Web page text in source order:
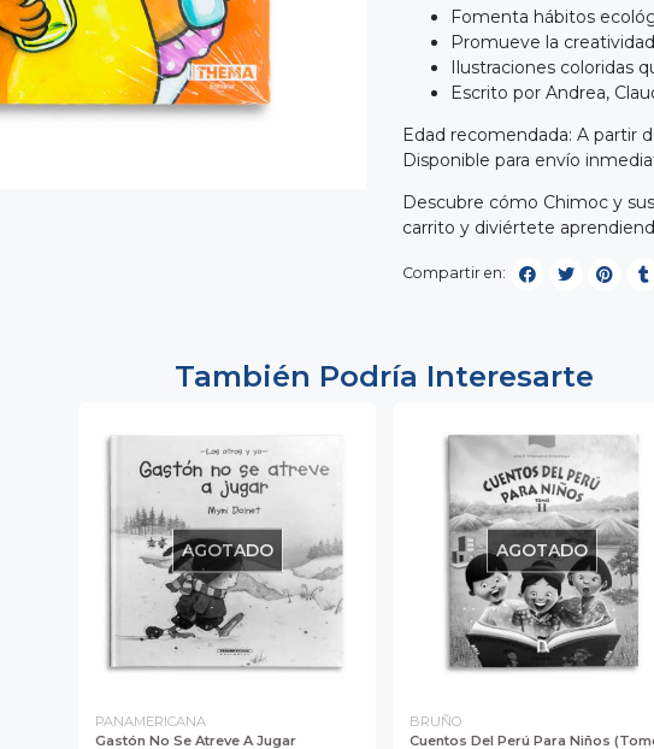
Fomenta hábitos
Promueve la
Ilustraciones coloridas
Escrito por Andrea,
Edad recomendada: A partir
Disponible para envío
Descubre cómo Chimoc y
carrito y diviértete
Compartir en:
También Podría Interesarte
AGOTADO
PANAMERICANA
Gastón No Se Atreve A Jugar
AGOTADO
BRUÑO
Cuentos Del Perú Para Niños